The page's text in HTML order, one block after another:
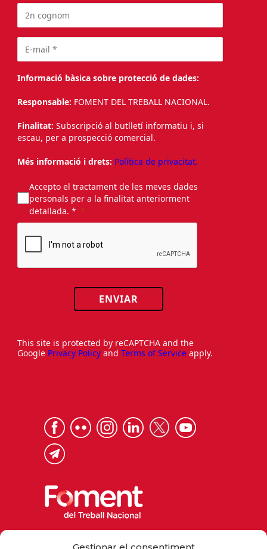
Informació bàsica sobre protecció de dades:
Responsable: FOMENT DEL TREBALL NACIONAL.
Finalitat: Subscripció al butlletí informatiu i, si
escau, per a prospecció comercial.
Més informació i drets: Política de privacitat.
Accepto el tractament de les meves dades
personals per a la finalitat anteriorment
detallada. *
ENVIAR
This site is protected by reCAPTCHA and the
Google Privacy Policy and Terms of Service apply.